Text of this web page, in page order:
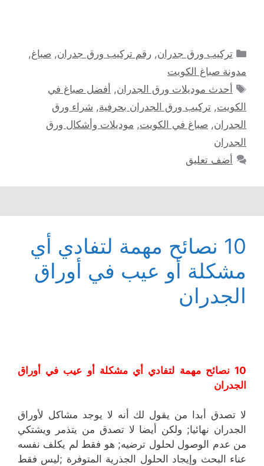
التصنيفات
تركيب ورق جدران,رقم تركيب ورق جدران, صباغ,
مدونة صباغ الكويت
الوسوم
أحدث موديلات ورق الجدران, أفضل صباغ في
الكويت, تركيب ورق الجدران بحرفية, شراء ورق
الجدران, صباغ في الكويت, موديلات وأشكال ورق
الجدران
أضف تعليق
10 نصائح مهمة لتفادي أي
مشكلة أو عيب في أوراق
الجدران
10 نصائح مهمة لتفادي أي مشكلة أو عيب في أوراق
الجدران
لا تصدق أبدا من يقول لك أنه لا يوجد مشاكل لأوراق
الجدران نهائيا; ولكن أيضا لا تصدق من يتذمر ويشتكي
من عدم الوصول لحلول ترضيه; هو فقط لم يكلف نفسه
عناء البحث وإيجاد الحلول الجذرية المتوفرة ;ليس فقط